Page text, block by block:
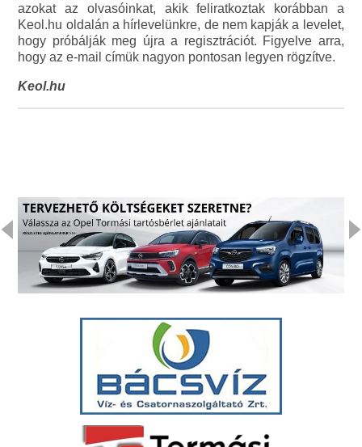
azokat az olvasóinkat, akik feliratkoztak korábban a
Keol.hu oldalán a hírlevelünkre, de nem kapják a levelet,
hogy próbálják meg újra a regisztrációt. Figyelve arra,
hogy az e-mail címük nagyon pontosan legyen rögzítve.
Keol.hu